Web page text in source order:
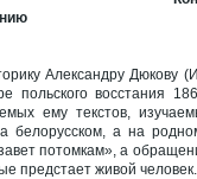
Александру Дюкову
восстания
ему текстов,
а на
потомкам», а
предстает живой человек.